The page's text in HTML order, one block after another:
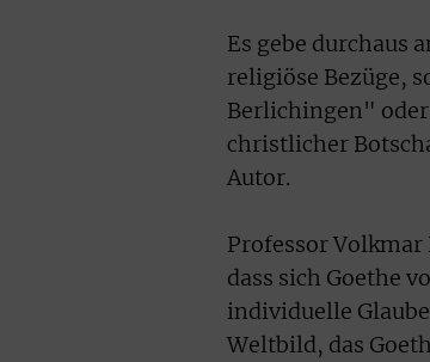
Es gebe durchaus
religiöse Bezüge,
Berlichingen"
christlicher
Autor.
Professor
dass sich Goethe
individuelle
Weltbild, das